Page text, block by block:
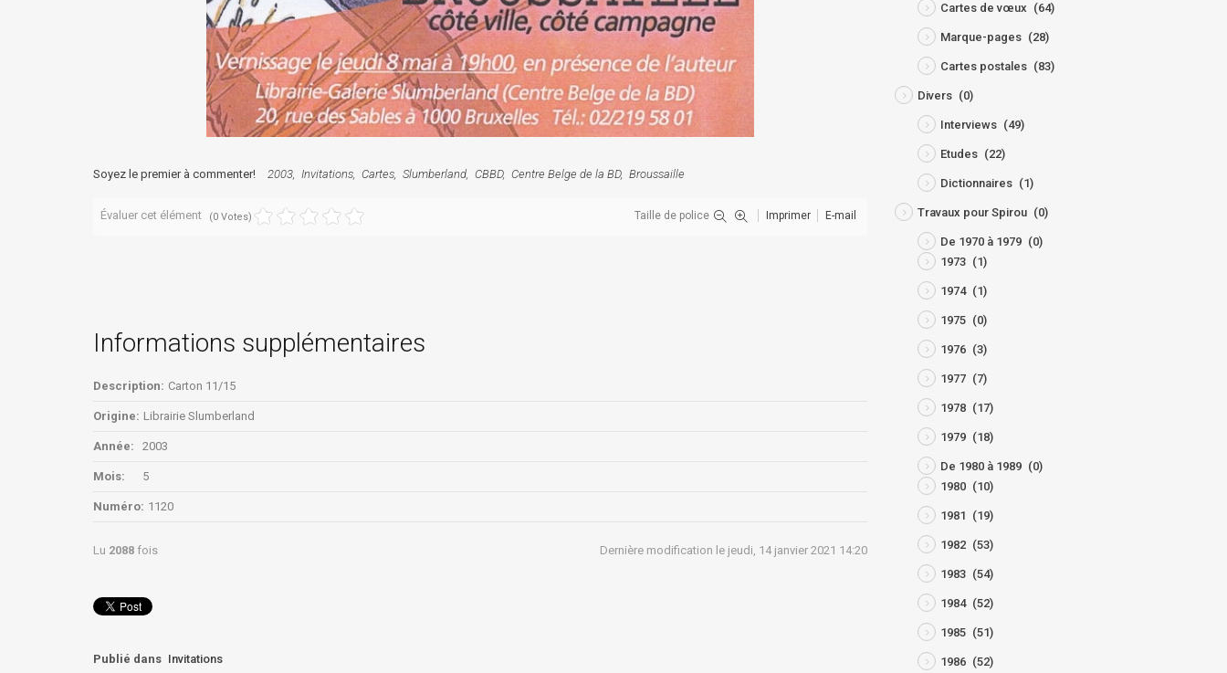
Soyez le premier à commenter! 2003 Invitations Cartes Slumberland CBBD Centre Belge de la BD Broussaille
Évaluer cet élément (0 Votes) Taille de police Imprimer E-mail
Informations supplémentaires
Description: Carton 11/15
Origine: Librairie Slumberland
Année: 2003
Mois: 5
Numéro: 1120
Lu 2088 fois Dernière modification le jeudi, 14 janvier 2021 14:20
Publié dans Invitations
Cartes de vœux (64)
Marque-pages (28)
Cartes postales (83)
Divers (0)
Interviews (49)
Etudes (22)
Dictionnaires (1)
Travaux pour Spirou (0)
De 1970 à 1979 (0)
1973 (1)
1974 (1)
1975 (0)
1976 (3)
1977 (7)
1978 (17)
1979 (18)
De 1980 à 1989 (0)
1980 (10)
1981 (19)
1982 (53)
1983 (54)
1984 (52)
1985 (51)
1986 (52)